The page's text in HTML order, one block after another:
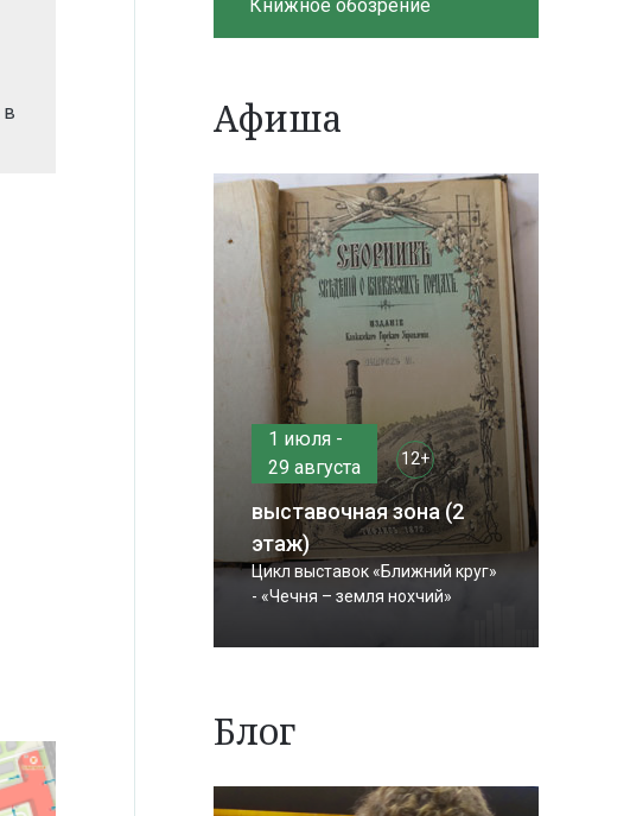
в
Книжное обозрение
Афиша
1 июля -
29 августа
12+
выставочная зона (2
этаж)
Цикл выставок «Ближний круг»
- «Чечня – земля нохчий»
Блог